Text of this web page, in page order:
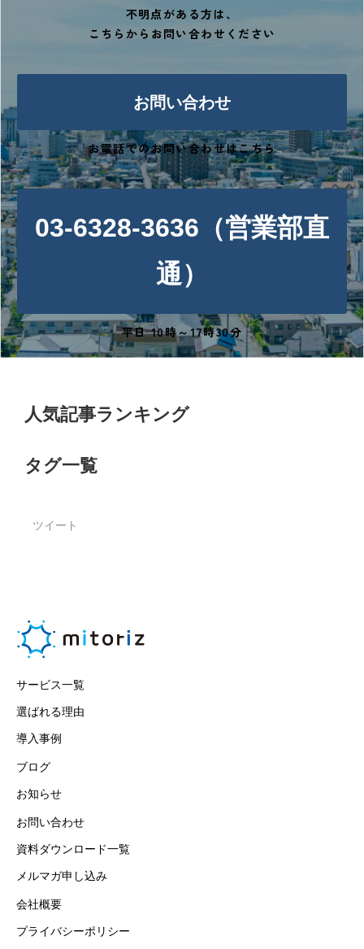
不明点がある方は、
こちらからお問い合わせください
お問い合わせ
お電話でのお問い合わせはこちら
03-6328-3636（営業部直
通）
平日 10時～17時30分
人気記事ランキング
タグ一覧
ツイート
サービス一覧
選ばれる理由
導入事例
ブログ
お知らせ
お問い合わせ
資料ダウンロード一覧
メルマガ申し込み
会社概要
プライバシーポリシー